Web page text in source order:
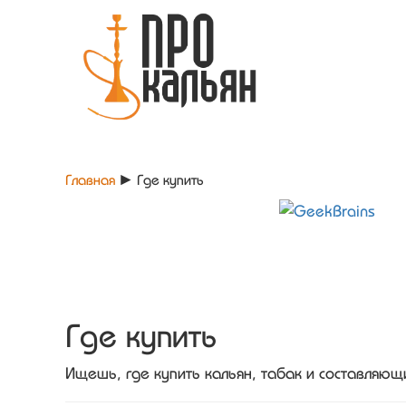
Главная ► Где купить
Где купить
Ищешь, где купить кальян, табак и